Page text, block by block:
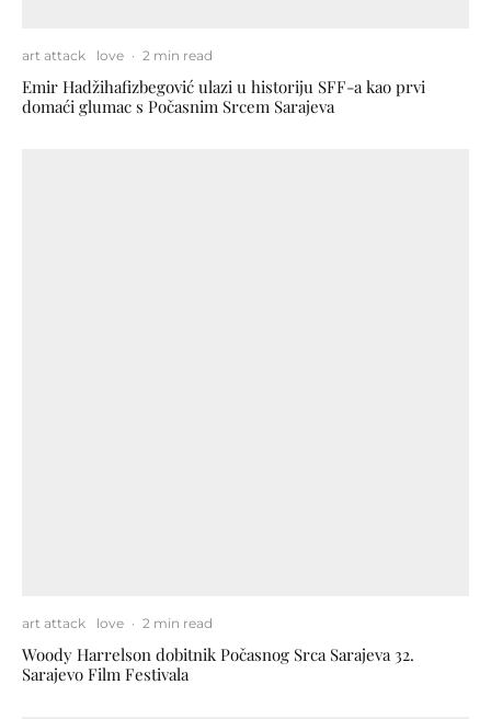
art attack love · 2 min read
Emir Hadžihafizbegović ulazi u historiju SFF-a kao prvi
domaći glumac s Počasnim Srcem Sarajeva
art attack love · 2 min read
Woody Harrelson dobitnik Počasnog Srca Sarajeva 32.
Sarajevo Film Festivala